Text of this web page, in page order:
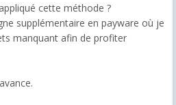
cette méthode ?
supplémentaire en payware où je
manquant afin de profiter